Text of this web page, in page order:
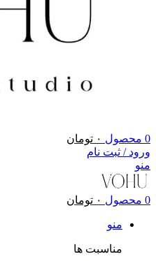
0 محصول ۰ تومان
ورود / ثبت نام
منو
0 محصول ۰ تومان
منو
مناسبت ها